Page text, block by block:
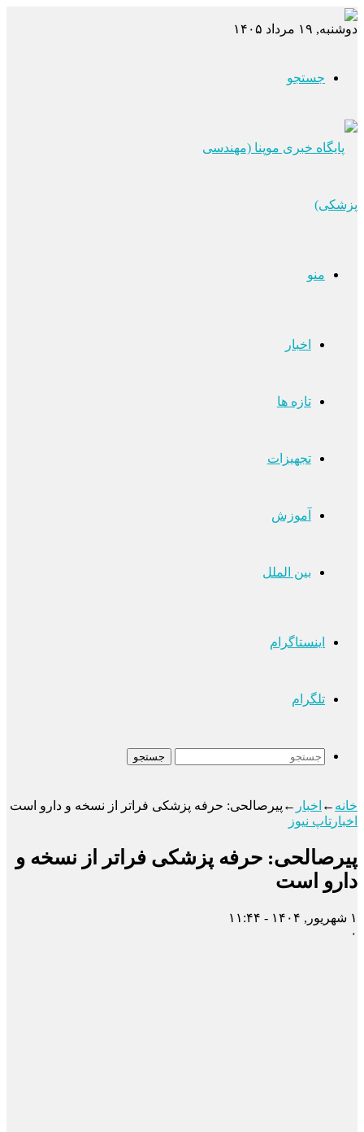
دوشنبه, ۱۹ مرداد ۱۴۰۵
جستجو
منو
اخبار
تازه ها
تجهیزات
آموزش
بین الملل
اینستاگرام
تلگرام
جستجو
خانه ← اخبار ← پیرصالحی: حرفه پزشکی فراتر از نسخه و دارو است
اخبار تاپ نیوز
پیرصالحی: حرفه پزشکی فراتر از نسخه و
دارو است
۱ شهریور, ۱۴۰۴ - ۱۱:۴۴
۰